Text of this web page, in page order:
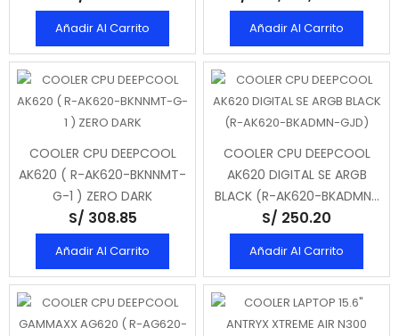
Añadir Al Carrito Añadir Al Carrito
COOLER CPU DEEPCOOL
AK620 ( R-AK620-BKNNMT-
G-1 ) ZERO DARK
S/ 308.85
Añadir Al Carrito
COOLER CPU DEEPCOOL
AK620 DIGITAL SE ARGB
BLACK (R-AK620-BKADMN-
GJD)
S/ 250.20
Añadir Al Carrito